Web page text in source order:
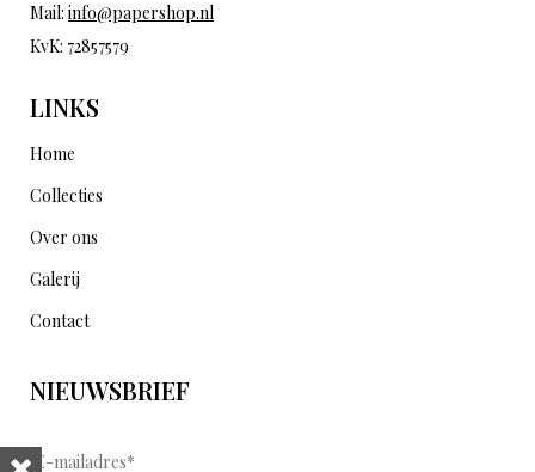
Mail: info@papershop.nl
KvK: 72857579
LINKS
Home
Collecties
Over ons
Galerij
Contact
NIEUWSBRIEF
E